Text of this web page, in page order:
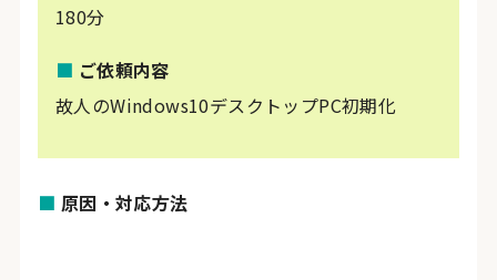
180分
■ ご依頼内容
故人のWindows10デスクトップPC初期化
■ 原因・対応方法